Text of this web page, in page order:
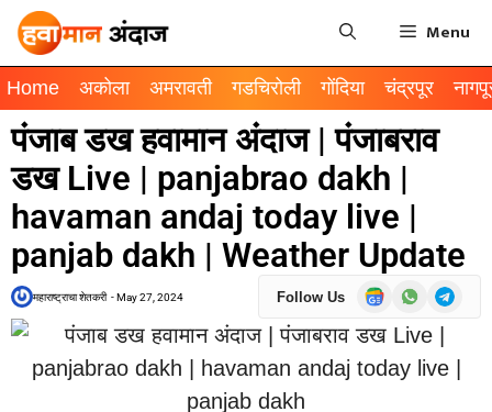
Menu
Home अकोला अमरावती गडचिरोली गोंदिया चंद्रपूर
पंजाब डख हवामान अंदाज | पंजाबराव
डख Live | panjabrao dakh |
havaman andaj today live |
panjab dakh | Weather Update
महाराष्ट्राचा शेतकरी -May 27, 2024 Follow Us